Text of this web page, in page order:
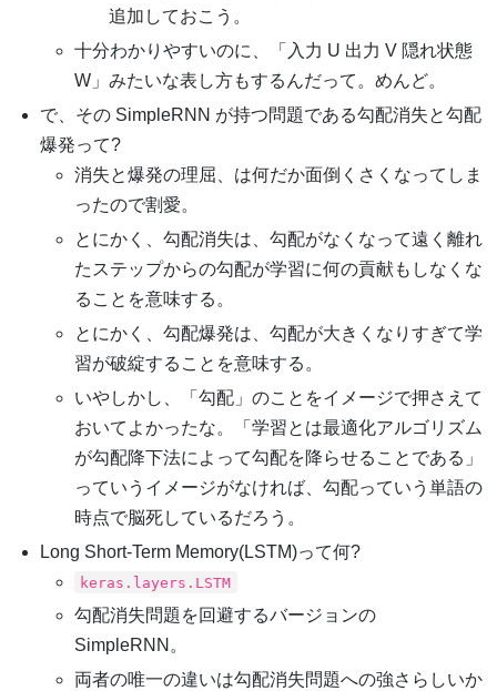
追加しておこう。
十分わかりやすいのに、「入力 U 出力 V 隠れ状態
W」みたいな表し方もするんだって。めんど。
で、その SimpleRNN が持つ問題である勾配消失と勾配
爆発って?
消失と爆発の理屈、は何だか面倒くさくなってしま
ったので割愛。
とにかく、勾配消失は、勾配がなくなって遠く離れ
たステップからの勾配が学習に何の貢献もしなくな
ることを意味する。
とにかく、勾配爆発は、勾配が大きくなりすぎて学
習が破綻することを意味する。
いやしかし、「勾配」のことをイメージで押さえて
おいてよかったな。「学習とは最適化アルゴリズム
が勾配降下法によって勾配を降らせることである」
っていうイメージがなければ、勾配っていう単語の
時点で脳死しているだろう。
Long Short-Term Memory(LSTM)って何?
keras.layers.LSTM
勾配消失問題を回避するバージョンの
SimpleRNN。
両者の唯一の違いは勾配消失問題への強さらしいか